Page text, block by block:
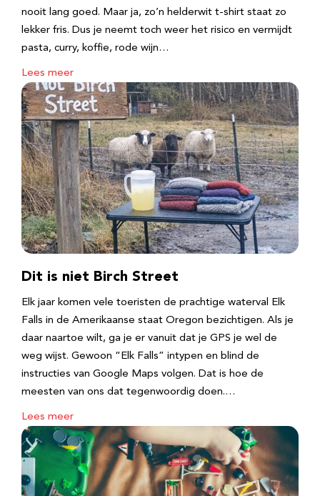
nooit lang goed. Maar ja, zo’n helderwit t-shirt staat zo
lekker fris. Dus je neemt toch weer het risico en vermijdt
pasta, curry, koffie, rode wijn…
Lees meer
Dit is niet Birch Street
Elk jaar komen vele toeristen de prachtige waterval Elk
Falls in de Amerikaanse staat Oregon bezichtigen. Als je
daar naartoe wilt, ga je er vanuit dat je GPS je wel de
weg wijst. Gewoon “Elk Falls” intypen en blind de
instructies van Google Maps volgen. Dat is hoe de
meesten van ons dat tegenwoordig doen.…
Lees meer